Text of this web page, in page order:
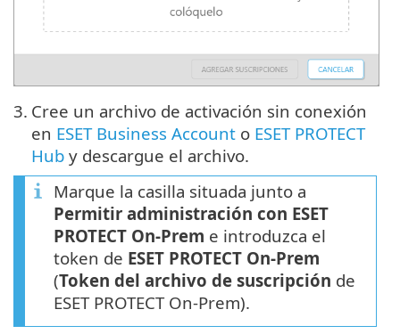
3. Cree un archivo de activación sin conexión
en ESET Business Account o ESET PROTECT
Hub y descargue el archivo.
Marque la casilla situada junto a
Permitir administración con ESET
PROTECT On-Prem e introduzca el
token de ESET PROTECT On-Prem
(Token del archivo de suscripción de
‎ESET PROTECT On-Prem‎).